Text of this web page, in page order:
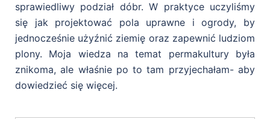
sprawiedliwy podział dóbr. W praktyce uczyliśmy
się jak projektować pola uprawne i ogrody, by
jednocześnie użyźnić ziemię oraz zapewnić ludziom
plony. Moja wiedza na temat permakultury była
znikoma, ale właśnie po to tam przyjechałam- aby
dowiedzieć się więcej.